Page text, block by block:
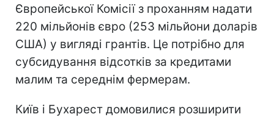
Європейської Комісії з проханням надати
220 мільйонів євро (253 мільйони доларів
США) у вигляді грантів. Це потрібно для
субсидування відсотків за кредитами
малим та середнім фермерам.
Київ і Бухарест домовилися розширити